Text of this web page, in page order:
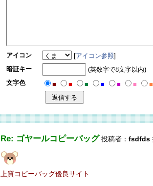
アイコン [アイコン参照]
暗証キー
(英数字で8文字以内)
文字色
■ ■ ■ ■ ■ ■ ■
Re: ゴヤールコピーバッグ 投稿者： fsdfds
上質コピーバッグ優良サイト